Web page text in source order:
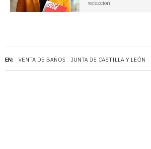
EN: VENTA DE BAÑOS JUNTA DE CASTILLA Y LEÓN
redaccion